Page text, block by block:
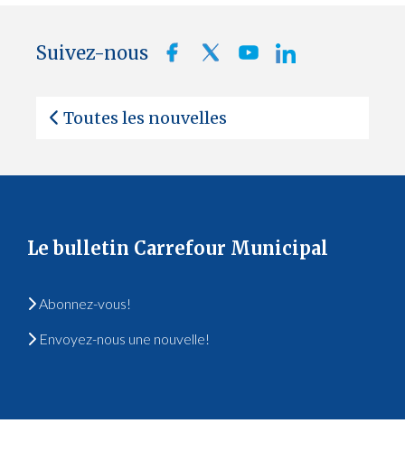
Suivez-nous
Toutes les nouvelles
Le bulletin Carrefour Municipal
Abonnez-vous!
Envoyez-nous une nouvelle!